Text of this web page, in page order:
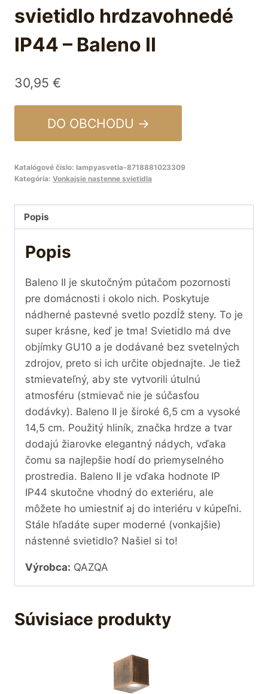
svietidlo hrdzavohnedé
IP44 – Baleno II
30,95 €
DO OBCHODU →
Katalógové číslo: lampyasvetla-8718881023309
Kategória: Vonkajsie nastenne svietidla
Popis
Popis
Baleno II je skutočným pútačom pozornosti
pre domácnosti i okolo nich. Poskytuje
nádherné pastevné svetlo pozdĺž steny. To je
super krásne, keď je tma! Svietidlo má dve
objímky GU10 a je dodávané bez svetelných
zdrojov, preto si ich určite objednajte. Je tiež
stmievateľný, aby ste vytvorili útulnú
atmosféru (stmievač nie je súčasťou
dodávky). Baleno II je široké 6,5 cm a vysoké
14,5 cm. Použitý hliník, značka hrdze a tvar
dodajú žiarovke elegantný nádych, vďaka
čomu sa najlepšie hodí do priemyselného
prostredia. Baleno II je vďaka hodnote IP
IP44 skutočne vhodný do exteriéru, ale
môžete ho umiestniť aj do interiéru v kúpeľni.
Stále hľadáte super moderné (vonkajšie)
nástenné svietidlo? Našiel si to!
Výrobca: QAZQA
Súvisiace produkty